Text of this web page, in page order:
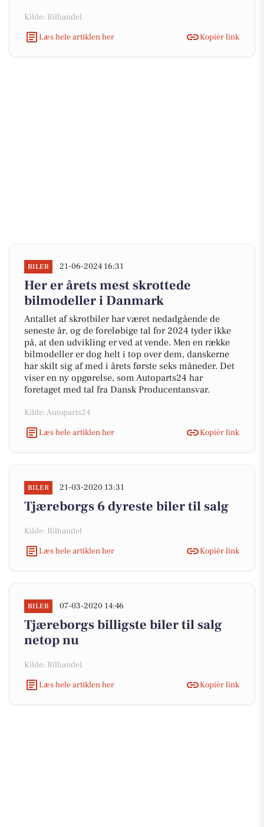
Kilde: Bilhandel
Læs hele artiklen her
Kopiér link
BILER 21-06-2024 16:31
Her er årets mest skrottede
bilmodeller i Danmark
Antallet af skrotbiler har været nedadgående de
seneste år, og de foreløbige tal for 2024 tyder ikke
på, at den udvikling er ved at vende. Men en række
bilmodeller er dog helt i top over dem, danskerne
har skilt sig af med i årets første seks måneder. Det
viser en ny opgørelse, som Autoparts24 har
foretaget med tal fra Dansk Producentansvar.
Kilde: Autoparts24
Læs hele artiklen her
Kopiér link
BILER 21-03-2020 13:31
Tjæreborgs 6 dyreste biler til salg
Kilde: Bilhandel
Læs hele artiklen her
Kopiér link
BILER 07-03-2020 14:46
Tjæreborgs billigste biler til salg
netop nu
Kilde: Bilhandel
Læs hele artiklen her
Kopiér link